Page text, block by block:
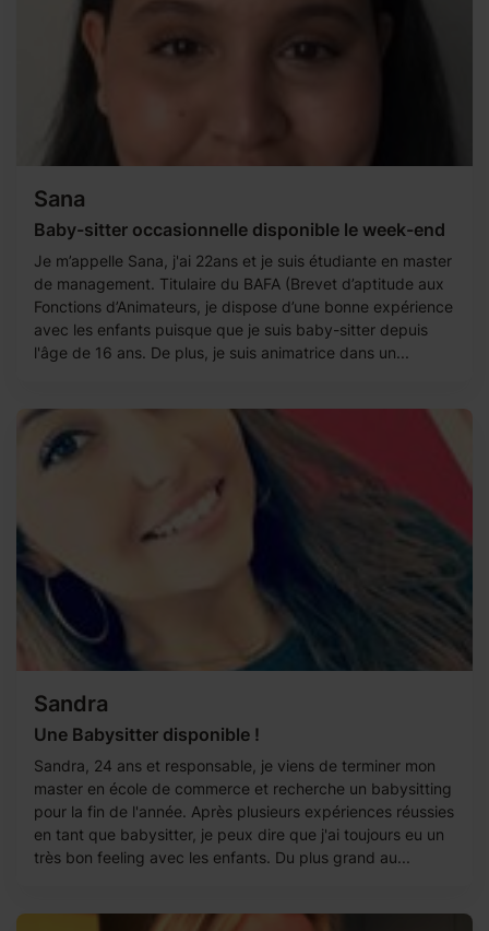
Sana
Baby-sitter occasionnelle disponible le week-end
Je m’appelle Sana, j'ai 22ans et je suis étudiante en master
de management. Titulaire du BAFA (Brevet d’aptitude aux
Fonctions d’Animateurs, je dispose d’une bonne expérience
avec les enfants puisque que je suis baby-sitter depuis
l'âge de 16 ans. De plus, je suis animatrice dans un...
Sandra
Une Babysitter disponible !
Sandra, 24 ans et responsable, je viens de terminer mon
master en école de commerce et recherche un babysitting
pour la fin de l'année. Après plusieurs expériences réussies
en tant que babysitter, je peux dire que j'ai toujours eu un
très bon feeling avec les enfants. Du plus grand au...